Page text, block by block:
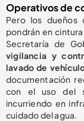
Operativos de
Pero los dueños
pondrán en
Secretaría de
vigilancia y
lavado de
documentación
con el uso del
incurriendo en
cuidado del agua.